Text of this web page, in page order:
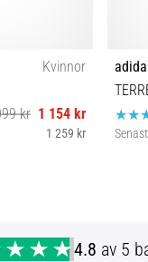
Kvinnor
kr 1 154 kr
1 259 kr
4.8 av 5